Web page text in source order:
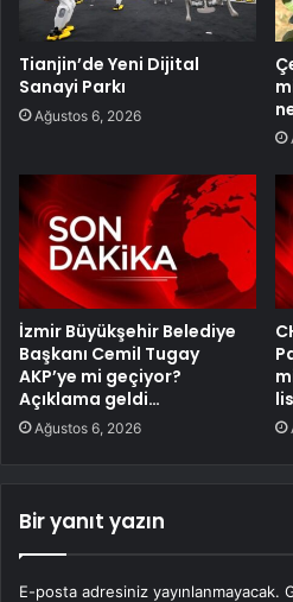
Tianjin’de Yeni Dijital
Sanayi Parkı
Ağustos 6, 2026
İzmir Büyükşehir Belediye
Başkanı Cemil Tugay
AKP’ye mi geçiyor?
Açıklama geldi…
Ağustos 6, 2026
Bir yanıt yazın
E-posta adresiniz yayınlanmayacak.